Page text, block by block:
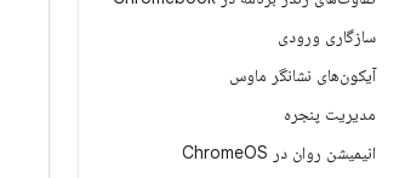
سازگاری ورودی
آیکون‌های نشانگر ماوس
مدیریت پنجره
انیمیشن روان در Chrome OS